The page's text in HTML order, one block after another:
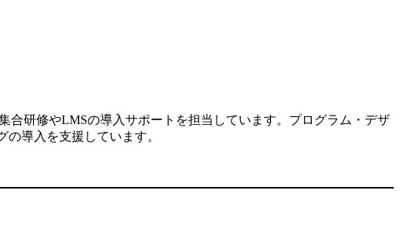
研修やLMSの導入サポートを担当しています。プログラム・デザ
導入を支援しています。